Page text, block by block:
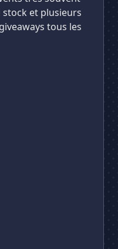
et plusieurs
tous les